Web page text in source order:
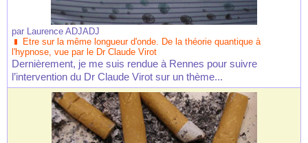
par Laurence ADJADJ
Etre sur la même longueur d'onde. De la théorie quantique à
l'hypnose, vue par le Dr Claude Virot
Dernièrement, je me suis rendue à Rennes pour suivre
l’intervention du Dr Claude Virot sur un thème...